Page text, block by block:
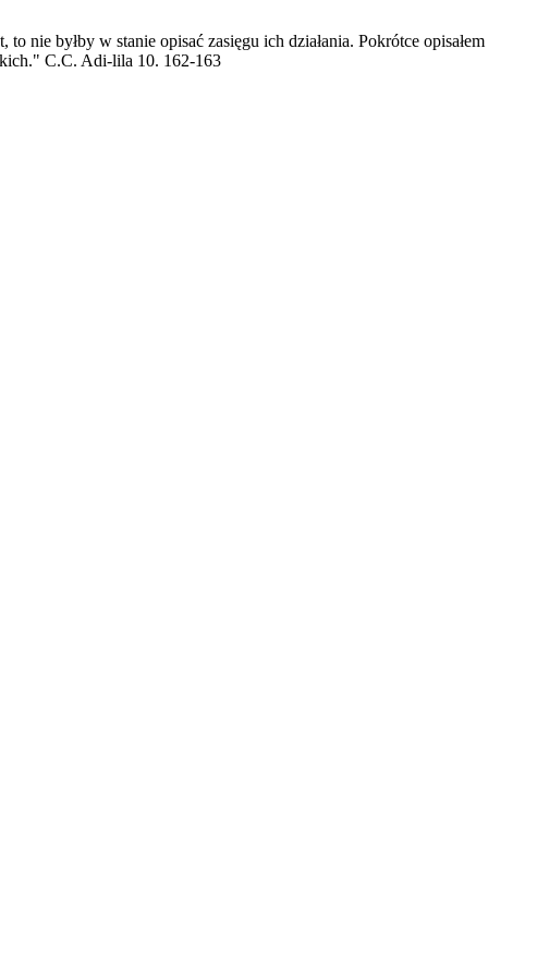
nie byłby w stanie opisać zasięgu ich działania. Pokrótce opisałem
C.C. Adi-lila 10. 162-163